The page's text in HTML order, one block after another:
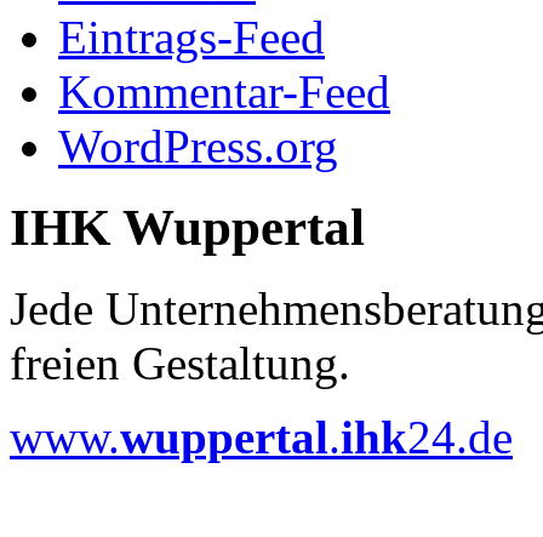
Eintrags-Feed
Kommentar-Feed
WordPress.org
IHK Wuppertal
Jede
freien Gestaltung.
www.wuppertal.ihk24.de